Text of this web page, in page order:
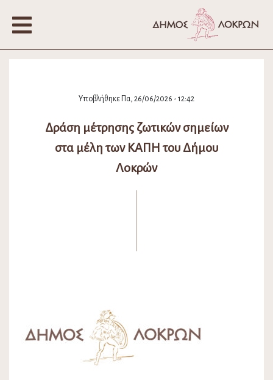
Υποβλήθηκε Πα, 26/06/2026 - 12:42
Δράση μέτρησης ζωτικών σημείων
στα μέλη των ΚΑΠΗ του Δήμου
Λοκρών